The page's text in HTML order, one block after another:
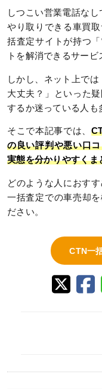
しつこい営業電話な
やり取りできる車買
括査定サイトが持つ
トを解消できるサービ
しかし、ネット上で
大丈夫？」といった
するか迷っている人も
そこで本記事では、
の良い評判や悪い口
実態を分かりやすくま
どのような人におす
一括査定での車売却
ださい。
CTN一